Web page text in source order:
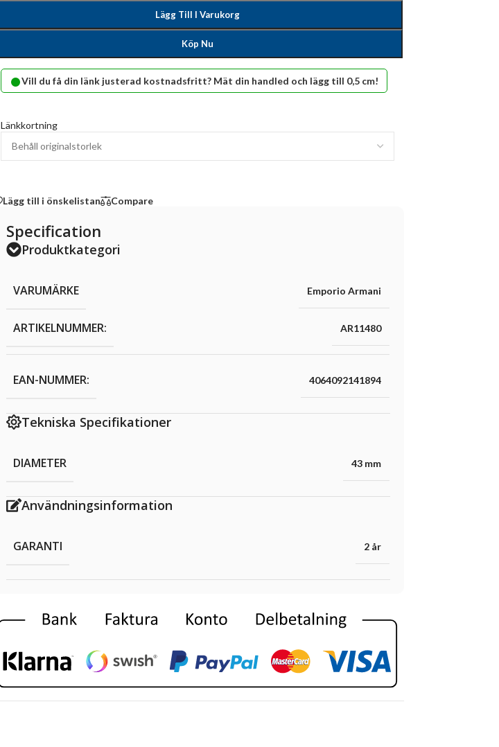
Lägg Till I Varukorg
Köp Nu
•Vill du få din länk justerad kostnadsfritt? Mät din handled och lägg till 0,5 cm!
Länkkortning
Lägg till i önskelistan Compare
Specification
Produktkategori
VARUMÄRKE Emporio Armani
ARTIKELNUMMER: AR11480
EAN-NUMMER: 4064092141894
Tekniska Specifikationer
DIAMETER 43 mm
Användningsinformation
GARANTI 2 år